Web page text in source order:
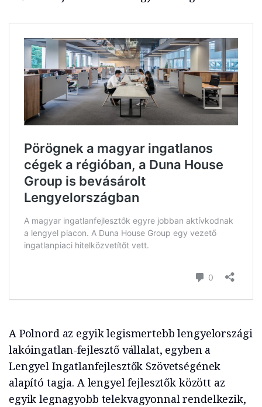
A Polnord az egyik legismertebb lengyelországi
lakóingatlan-fejlesztő vállalat, egyben a
Lengyel Ingatlanfejlesztők Szövetségének
alapító tagja. A lengyel fejlesztők között az
egyik legnagyobb telekvagyonnal rendelkezik,